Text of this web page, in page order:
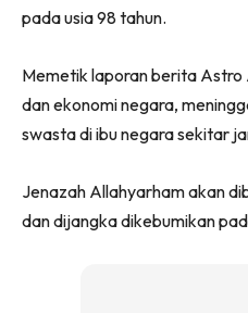
pada usia 98 tahun.
Memetik laporan berita
dan ekonomi negara,
swasta di ibu negara sekitar
Jenazah Allahyarham akan
dan dijangka dikebumikan